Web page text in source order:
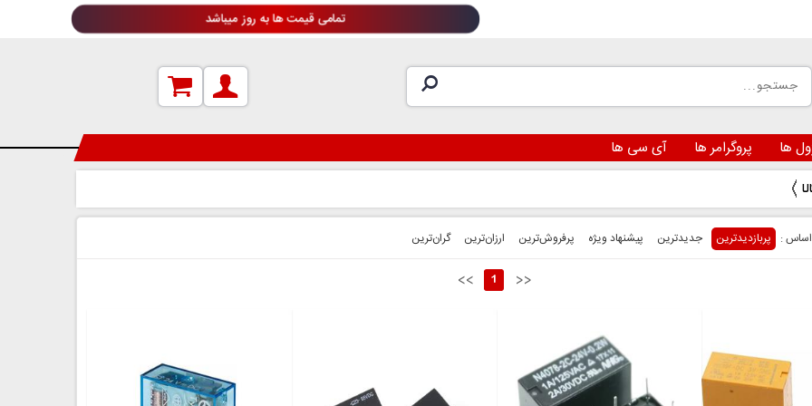
تمامی قیمت ها به روز میباشد
ها پروگرامر ها آی سی ها
پربازدیدترین جدیدترین پیشنهاد ویژه پرفروش‌ترین‌ ارزان‌ترین گران‌ترین
<< 1 >>